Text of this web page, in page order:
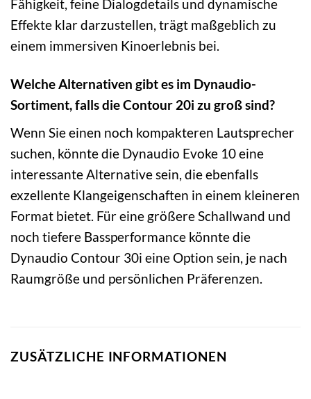
Fähigkeit, feine Dialogdetails und dynamische
Effekte klar darzustellen, trägt maßgeblich zu
einem immersiven Kinoerlebnis bei.
Welche Alternativen gibt es im Dynaudio-
Sortiment, falls die Contour 20i zu groß sind?
Wenn Sie einen noch kompakteren Lautsprecher
suchen, könnte die Dynaudio Evoke 10 eine
interessante Alternative sein, die ebenfalls
exzellente Klangeigenschaften in einem kleineren
Format bietet. Für eine größere Schallwand und
noch tiefere Bassperformance könnte die
Dynaudio Contour 30i eine Option sein, je nach
Raumgröße und persönlichen Präferenzen.
ZUSÄTZLICHE INFORMATIONEN